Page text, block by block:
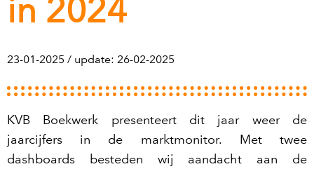
in 2024
23-01-2025 / update: 26-02-2025
KVB Boekwerk presenteert dit jaar weer de
jaarcijfers in de marktmonitor. Met twee
dashboards besteden wij aandacht aan de